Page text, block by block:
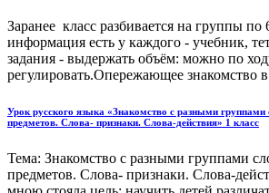
Заранее класс разбивается на группы по
информация есть у каждого - учебник,
задания - выдержать объём: можно по
регулировать.Опережающее знакомство
Урок русского языка «Знакомство с разными группами
предметов. Слова- признаки. Слова-действия» 1 класс
Тема: Знакомство с разными группами
предметов. Слова- признаки. Слова-